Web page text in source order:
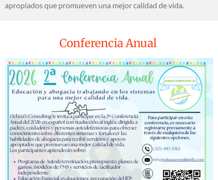
apropiados que promueven una mejor calidad de vida.
Conferencia Anual